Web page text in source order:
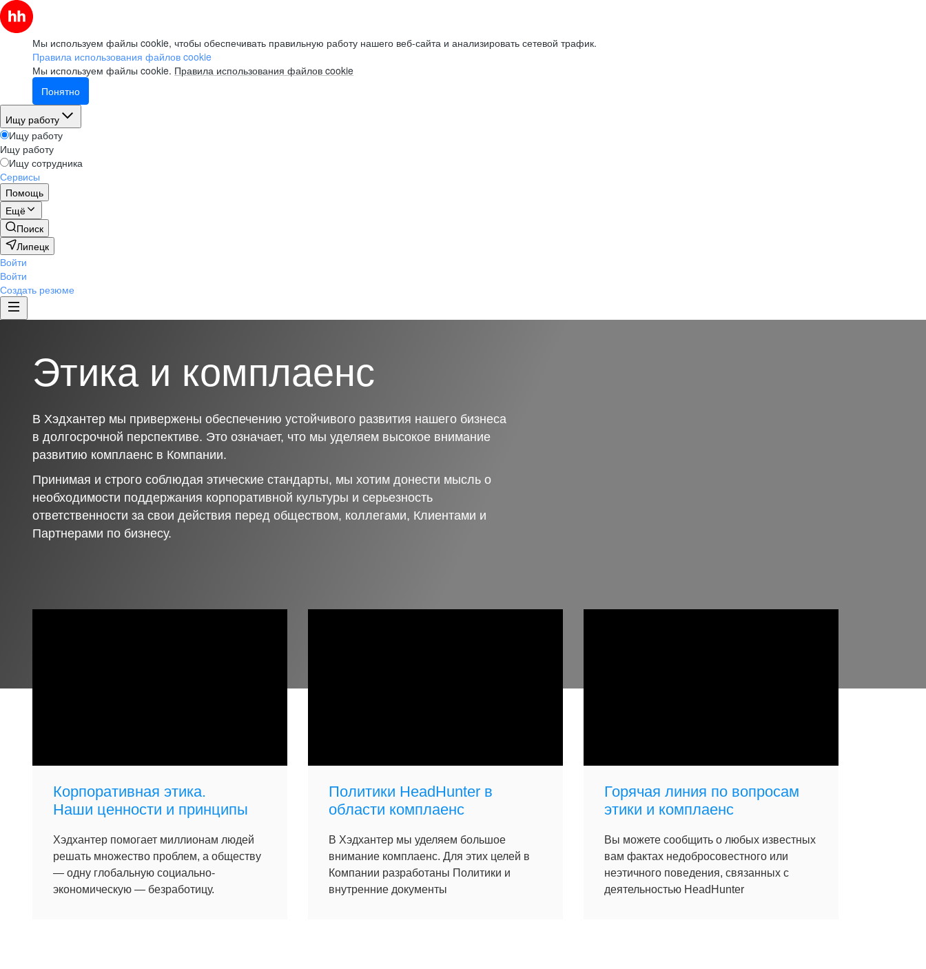
Мы используем файлы cookie, чтобы обеспечивать правильную работу нашего веб-сайта и анализировать сетевой трафик.
Правила использования файлов cookie
Мы используем файлы cookie. Правила использования файлов cookie
Понятно
Ищу работу
Ищу работу
Ищу работу
Ищу сотрудника
Сервисы
Помощь
Ещё
Поиск
Липецк
Войти
Войти
Создать резюме
Этика и комплаенс
В Хэдхантер мы привержены обеспечению устойчивого развития нашего бизнеса
в долгосрочной перспективе. Это означает, что мы уделяем высокое внимание
развитию комплаенс в Компании.
Принимая и строго соблюдая этические стандарты, мы хотим донести мысль о
необходимости поддержания корпоративной культуры и серьезность
ответственности за свои действия перед обществом, коллегами, Клиентами и
Партнерами по бизнесу.
Корпоративная этика.
Наши ценности и принципы
Хэдхантер помогает миллионам людей
решать множество проблем, а обществу
— одну глобальную социально-
экономическую — безработицу.
Политики HeadHunter в
области комплаенс
В Хэдхантер мы уделяем большое
внимание комплаенс. Для этих целей в
Компании разработаны Политики и
внутренние документы
Горячая линия по вопросам
этики и комплаенс
Вы можете сообщить о любых известных
вам фактах недобросовестного или
неэтичного поведения, связанных с
деятельностью HeadHunter